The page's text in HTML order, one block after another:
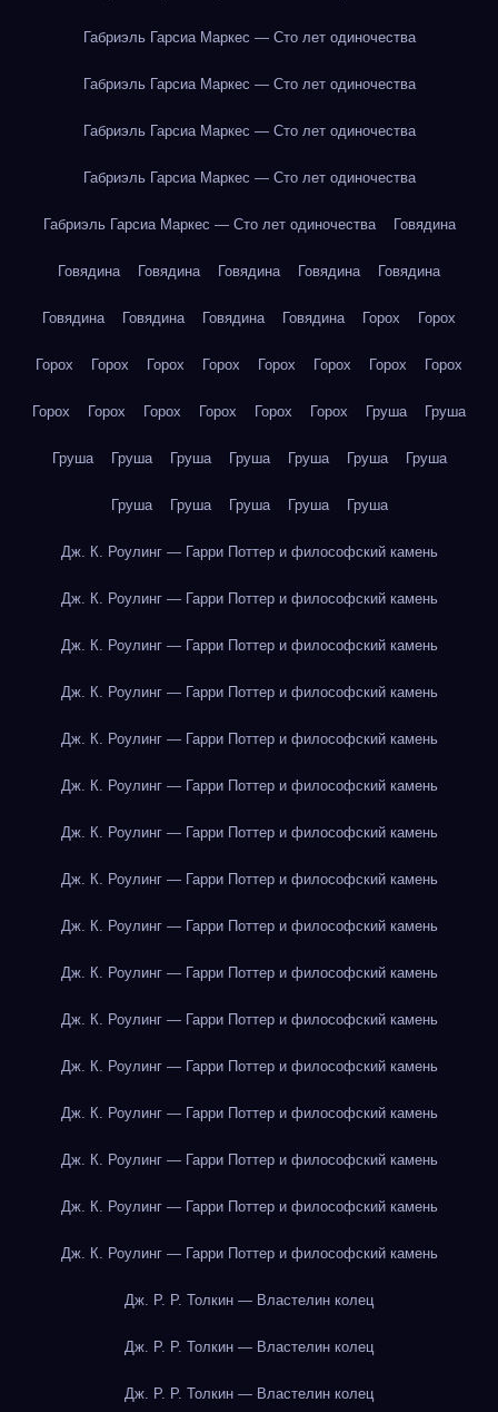
Габриэль Гарсиа Маркес — Сто лет одиночества
Габриэль Гарсиа Маркес — Сто лет одиночества
Габриэль Гарсиа Маркес — Сто лет одиночества
Габриэль Гарсиа Маркес — Сто лет одиночества
Габриэль Гарсиа Маркес — Сто лет одиночества Говядина
Говядина Говядина Говядина Говядина Говядина
Говядина Говядина Говядина Говядина Горох Горох
Горох Горох Горох Горох Горох Горох Горох Горох
Горох Горох Горох Горох Горох Горох Груша Груша
Груша Груша Груша Груша Груша Груша Груша
Груша Груша Груша Груша Груша
Дж. К. Роулинг — Гарри Поттер и философский камень
Дж. К. Роулинг — Гарри Поттер и философский камень
Дж. К. Роулинг — Гарри Поттер и философский камень
Дж. К. Роулинг — Гарри Поттер и философский камень
Дж. К. Роулинг — Гарри Поттер и философский камень
Дж. К. Роулинг — Гарри Поттер и философский камень
Дж. К. Роулинг — Гарри Поттер и философский камень
Дж. К. Роулинг — Гарри Поттер и философский камень
Дж. К. Роулинг — Гарри Поттер и философский камень
Дж. К. Роулинг — Гарри Поттер и философский камень
Дж. К. Роулинг — Гарри Поттер и философский камень
Дж. К. Роулинг — Гарри Поттер и философский камень
Дж. К. Роулинг — Гарри Поттер и философский камень
Дж. К. Роулинг — Гарри Поттер и философский камень
Дж. К. Роулинг — Гарри Поттер и философский камень
Дж. К. Роулинг — Гарри Поттер и философский камень
Дж. Р. Р. Толкин — Властелин колец
Дж. Р. Р. Толкин — Властелин колец
Дж. Р. Р. Толкин — Властелин колец